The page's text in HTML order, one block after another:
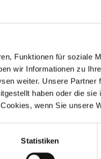
Funktionen für soziale
wir Informationen zu
weiter. Unsere Partner
haben oder die sie
wenn Sie unsere
Statistiken
Art.Nr. 1821656,
R 80TN, R 80TS, R 80RT,